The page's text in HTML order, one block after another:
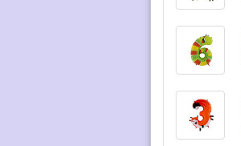
Zahlen
Gebutstag